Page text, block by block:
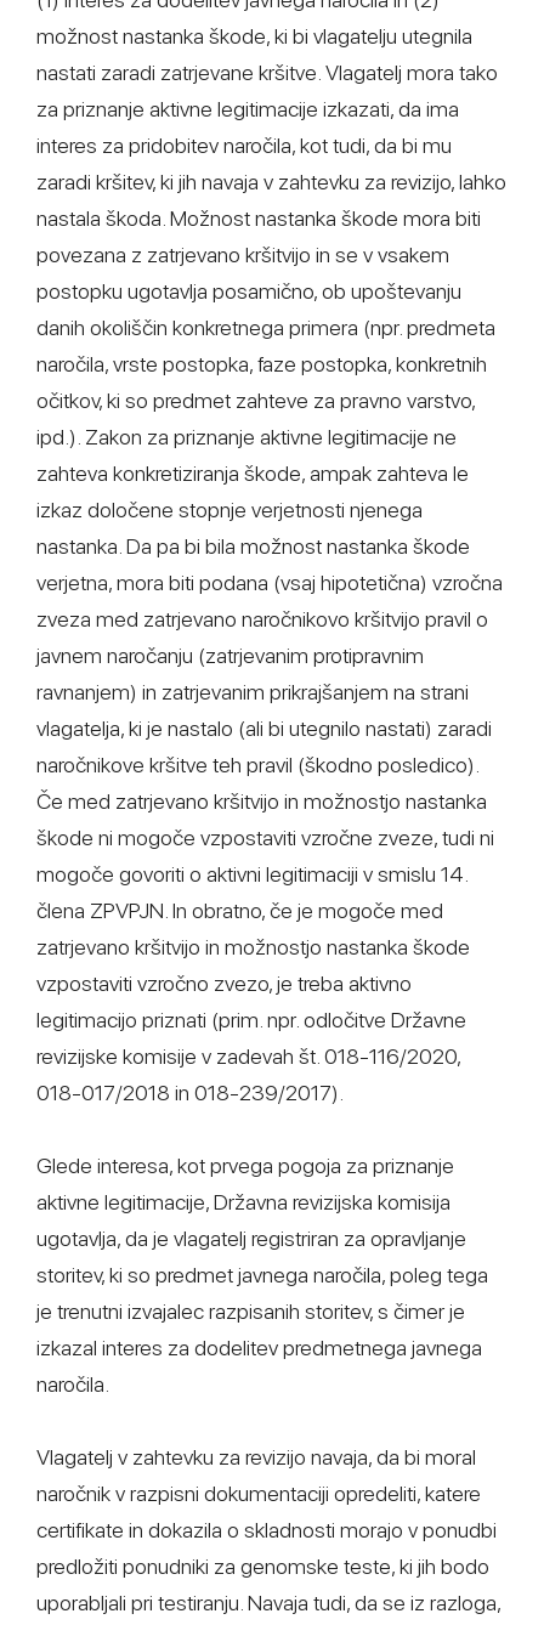
možnost nastanka škode, ki bi vlagatelju utegnila
nastati zaradi zatrjevane kršitve. Vlagatelj mora tako
za priznanje aktivne legitimacije izkazati, da ima
interes za pridobitev naročila, kot tudi, da bi mu
zaradi kršitev, ki jih navaja v zahtevku za revizijo, lahko
nastala škoda. Možnost nastanka škode mora biti
povezana z zatrjevano kršitvijo in se v vsakem
postopku ugotavlja posamično, ob upoštevanju
danih okoliščin konkretnega primera (npr. predmeta
naročila, vrste postopka, faze postopka, konkretnih
očitkov, ki so predmet zahteve za pravno varstvo,
ipd.). Zakon za priznanje aktivne legitimacije ne
zahteva konkretiziranja škode, ampak zahteva le
izkaz določene stopnje verjetnosti njenega
nastanka. Da pa bi bila možnost nastanka škode
verjetna, mora biti podana (vsaj hipotetična) vzročna
zveza med zatrjevano naročnikovo kršitvijo pravil o
javnem naročanju (zatrjevanim protipravnim
ravnanjem) in zatrjevanim prikrajšanjem na strani
vlagatelja, ki je nastalo (ali bi utegnilo nastati) zaradi
naročnikove kršitve teh pravil (škodno posledico).
Če med zatrjevano kršitvijo in možnostjo nastanka
škode ni mogoče vzpostaviti vzročne zveze, tudi ni
mogoče govoriti o aktivni legitimaciji v smislu 14.
člena ZPVPJN. In obratno, če je mogoče med
zatrjevano kršitvijo in možnostjo nastanka škode
vzpostaviti vzročno zvezo, je treba aktivno
legitimacijo priznati (prim. npr. odločitve Državne
revizijske komisije v zadevah št. 018-116/2020,
018-017/2018 in 018-239/2017).
Glede interesa, kot prvega pogoja za priznanje
aktivne legitimacije, Državna revizijska komisija
ugotavlja, da je vlagatelj registriran za opravljanje
storitev, ki so predmet javnega naročila, poleg tega
je trenutni izvajalec razpisanih storitev, s čimer je
izkazal interes za dodelitev predmetnega javnega
naročila.
Vlagatelj v zahtevku za revizijo navaja, da bi moral
naročnik v razpisni dokumentaciji opredeliti, katere
certifikate in dokazila o skladnosti morajo v ponudbi
predložiti ponudniki za genomske teste, ki jih bodo
uporabljali pri testiranju. Navaja tudi, da se iz razloga,